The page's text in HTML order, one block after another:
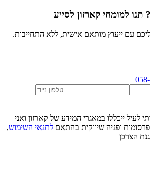
למומחי קארזון לסייע
עם ייעוץ מותאם אישית, ללא התחייבות.
לעיל ייכללו במאגרי המידע של קארזון ואני
ופניה שיווקית בהתאם לתנאי השימוש,
הצרכן